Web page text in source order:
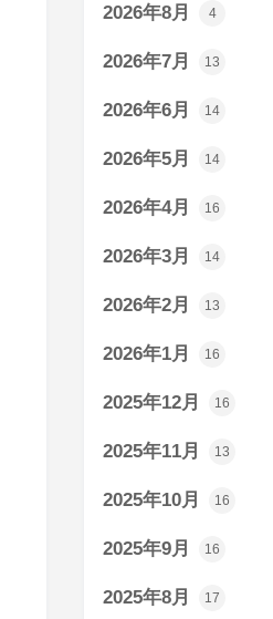
2026年8月 4
2026年7月 13
2026年6月 14
2026年5月 14
2026年4月 16
2026年3月 14
2026年2月 13
2026年1月 16
2025年12月 16
2025年11月 13
2025年10月 16
2025年9月 16
2025年8月 17